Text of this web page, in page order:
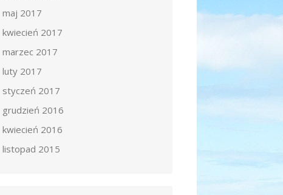
maj 2017
kwiecień 2017
marzec 2017
luty 2017
styczeń 2017
grudzień 2016
kwiecień 2016
listopad 2015